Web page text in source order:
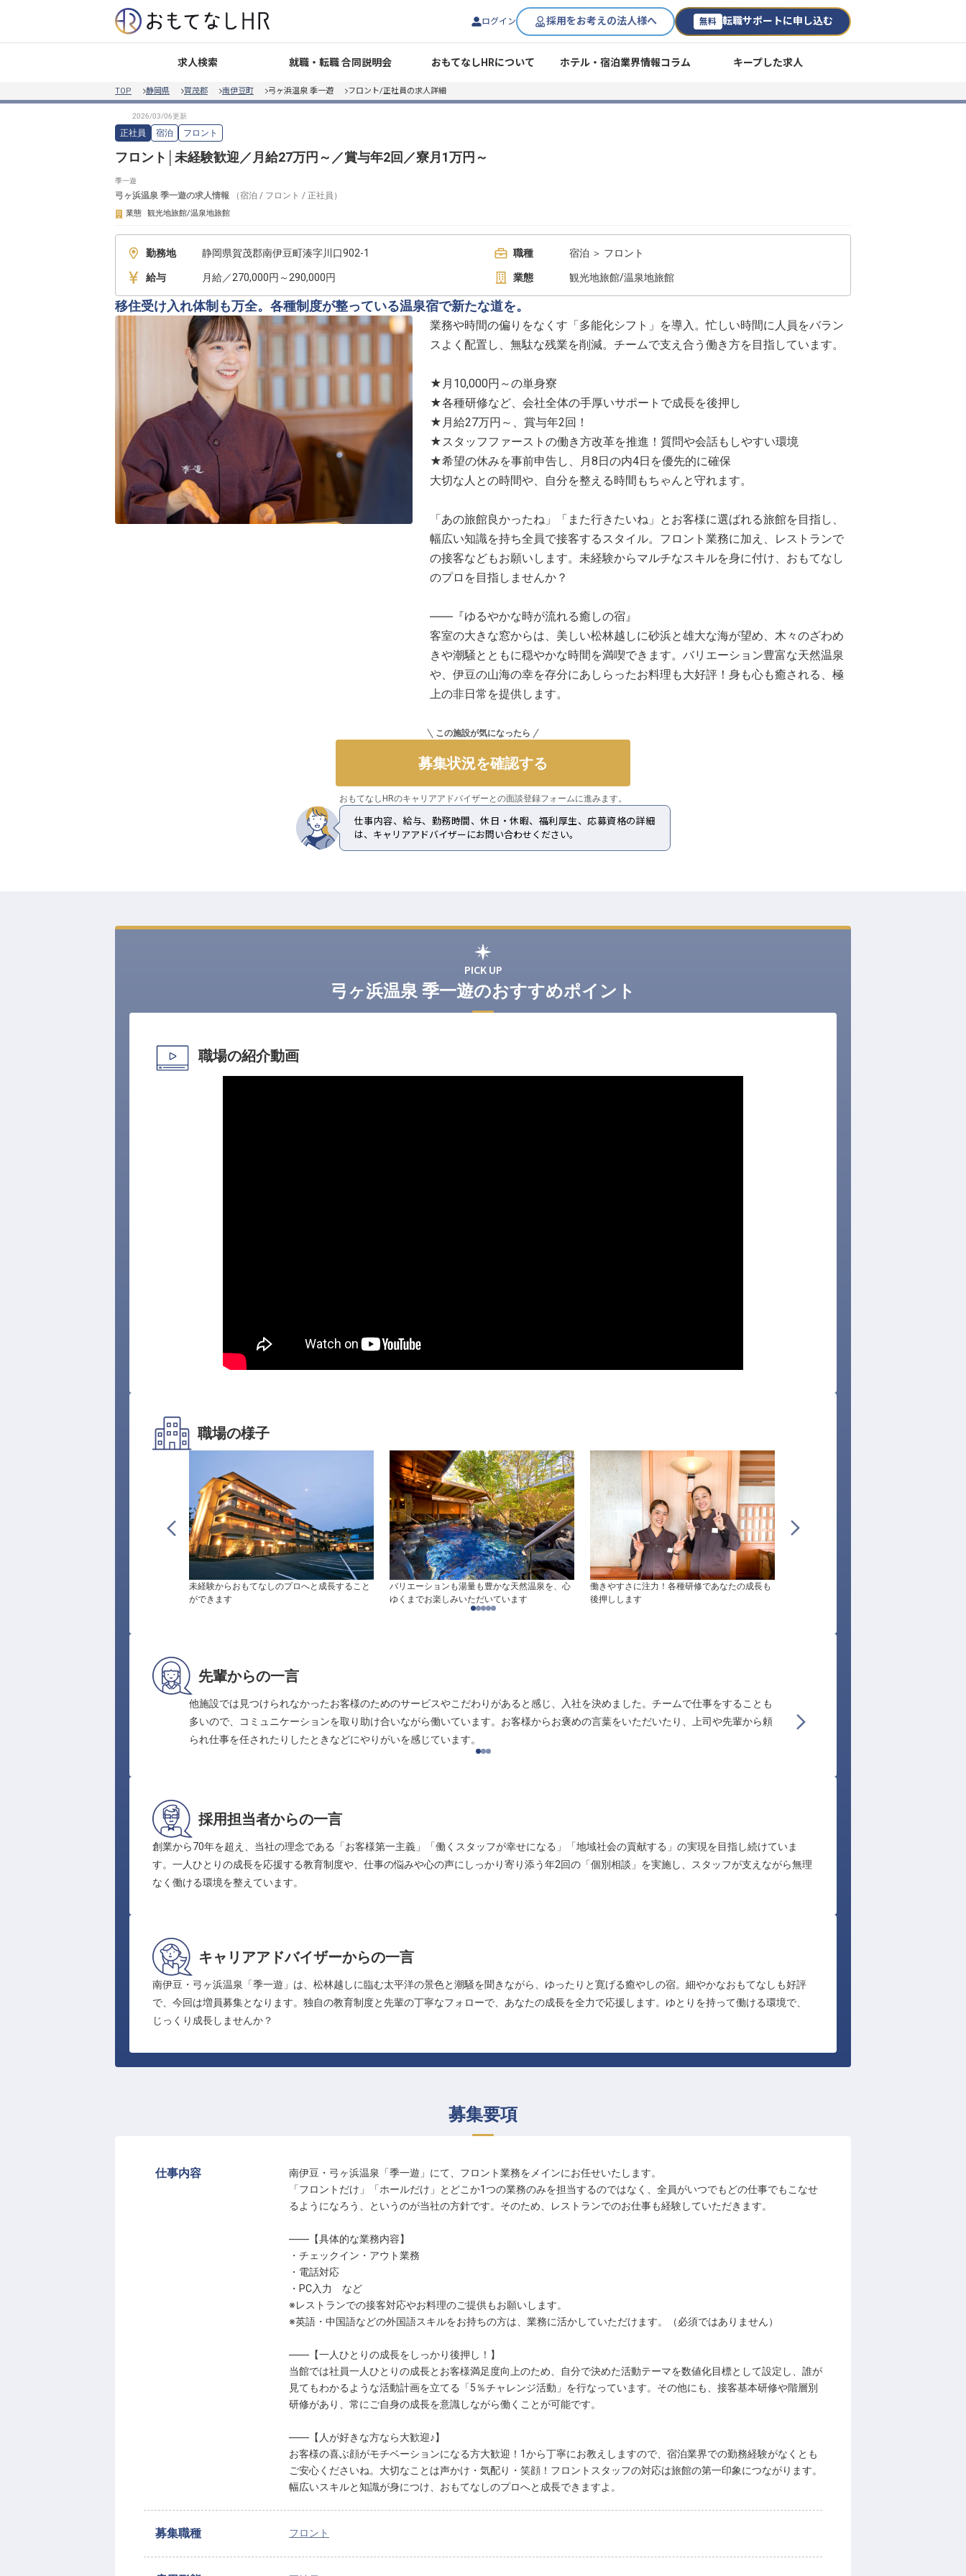
ログイン 採用をお考えの法人様へ 無料 転職サポートに申し込む
求人検索 就職・転職 合同説明会 おもてなしHRについて ホテル・宿泊業界情報コラム キープした求人
TOP 静岡県 賀茂郡 南伊豆町 弓ヶ浜温泉 季一遊 フロント/正社員の求人詳細
正社員 宿泊 フロント
フロント│未経験歓迎／月給27万円～／賞与年2回／寮月1万円～
季一遊
弓ヶ浜温泉 季一遊の求人情報 （宿泊 / フロント / 正社員 ）
業態 観光地旅館/温泉地旅館
勤務地 静岡県賀茂郡南伊豆町湊字川口902-1 職種 宿泊 ＞ フロント
給与 月給／270,000円～290,000円 業態 観光地旅館/温泉地旅館
移住受け入れ体制も万全。各種制度が整っている温泉宿で新たな道を。
業務や時間の偏りをなくす「多能化シフト」を導入。忙しい時間に人員をバラン
スよく配置し、無駄な残業を削減。チームで支え合う働き方を目指しています。
★月10,000円～の単身寮
★各種研修など、会社全体の手厚いサポートで成長を後押し
★月給27万円～、賞与年2回！
★スタッフファーストの働き方改革を推進！質問や会話もしやすい環境
★希望の休みを事前申告し、月8日の内4日を優先的に確保
大切な人との時間や、自分を整える時間もちゃんと守れます。
「あの旅館良かったね」「また行きたいね」とお客様に選ばれる旅館を目指し、
幅広い知識を持ち全員で接客するスタイル。フロント業務に加え、レストランで
の接客などもお願いします。未経験からマルチなスキルを身に付け、おもてなし
のプロを目指しませんか？
――『ゆるやかな時が流れる癒しの宿』
客室の大きな窓からは、美しい松林越しに砂浜と雄大な海が望め、木々のざわめ
きや潮騒とともに穏やかな時間を満喫できます。バリエーション豊富な天然温泉
や、伊豆の山海の幸を存分にあしらったお料理も大好評！身も心も癒される、極
上の非日常を提供します。
この施設が気になったら
募集状況を確認する
おもてなしHRのキャリアアドバイザーとの面談登録フォームに進みます。
仕事内容、給与、勤務時間、休日・休暇、福利厚生、応募資格の詳細
は、キャリアアドバイザーにお問い合わせください。
PICK UP
弓ヶ浜温泉 季一遊のおすすめポイント
職場の紹介動画
職場の様子
未経験からおもてなしのプロへと成長すること
ができます
バリエーションも湯量も豊かな天然温泉を、心
ゆくまでお楽しみいただいています
働きやすさに注力！各種研修であなたの成長も
後押しします
先輩からの一言
他施設では見つけられなかったお客様のためのサービスやこだわりがあると感じ、入社を決めました。チームで仕事をすることも
多いので、コミュニケーションを取り助け合いながら働いています。お客様からお褒めの言葉をいただいたり、上司や先輩から頼
られ仕事を任されたりしたときなどにやりがいを感じています。
言いやすく、気軽に質問や会話が生
採用担当者からの一言
創業から70年を超え、当社の理念である「お客様第一主義」「働くスタッフが幸せになる」「地域社会の貢献する」の実現を目指し続けていま
す。一人ひとりの成長を応援する教育制度や、仕事の悩みや心の声にしっかり寄り添う年2回の「個別相談」を実施し、スタッフが支えながら無理
なく働ける環境を整えています。
キャリアアドバイザーからの一言
南伊豆・弓ヶ浜温泉「季一遊」は、松林越しに臨む太平洋の景色と潮騒を聞きながら、ゆったりと寛げる癒やしの宿。細やかなおもてなしも好評
で、今回は増員募集となります。独自の教育制度と先輩の丁寧なフォローで、あなたの成長を全力で応援します。ゆとりを持って働ける環境で、
じっくり成長しませんか？
募集要項
仕事内容
南伊豆・弓ヶ浜温泉「季一遊」にて、フロント業務をメインにお任せいたします。
「フロントだけ」「ホールだけ」とどこか1つの業務のみを担当するのではなく、全員がいつでもどの仕事でもこなせ
るようになろう、というのが当社の方針です。そのため、レストランでのお仕事も経験していただきます。
――【具体的な業務内容】
・チェックイン・アウト業務
・電話対応
・PC入力 など
※レストランでの接客対応やお料理のご提供もお願いします。
※英語・中国語などの外国語スキルをお持ちの方は、業務に活かしていただけます。（必須ではありません）
――【一人ひとりの成長をしっかり後押し！】
当館では社員一人ひとりの成長とお客様満足度向上のため、自分で決めた活動テーマを数値化目標として設定し、誰が
見てもわかるような活動計画を立てる「5％チャレンジ活動」を行なっています。その他にも、接客基本研修や階層別
研修があり、常にご自身の成長を意識しながら働くことが可能です。
――【人が好きな方なら大歓迎♪】
お客様の喜ぶ顔がモチベーションになる方大歓迎！1から丁寧にお教えしますので、宿泊業界での勤務経験がなくとも
ご安心くださいね。大切なことは声かけ・気配り・笑顔！フロントスタッフの対応は旅館の第一印象につながります。
幅広いスキルと知識が身につけ、おもてなしのプロへと成長できますよ。
募集職種 フロント